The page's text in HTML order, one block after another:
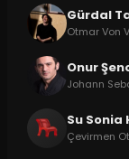
Gürdal
Otmar Von
Onur
Johann
Su Sonia
Çevirmen